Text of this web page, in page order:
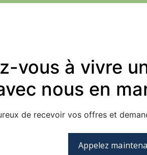
vous à vivre
nous en
de recevoir vos offres et
Appelez